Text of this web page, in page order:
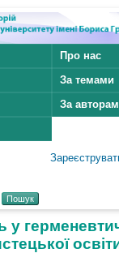
Про нас
За темами
За
у